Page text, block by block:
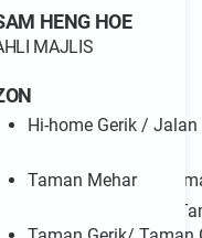
Maju/Taman
Taman Sinaran,
HENG HOE
MAJLIS
Hi-home Gerik /
Taman Mehar